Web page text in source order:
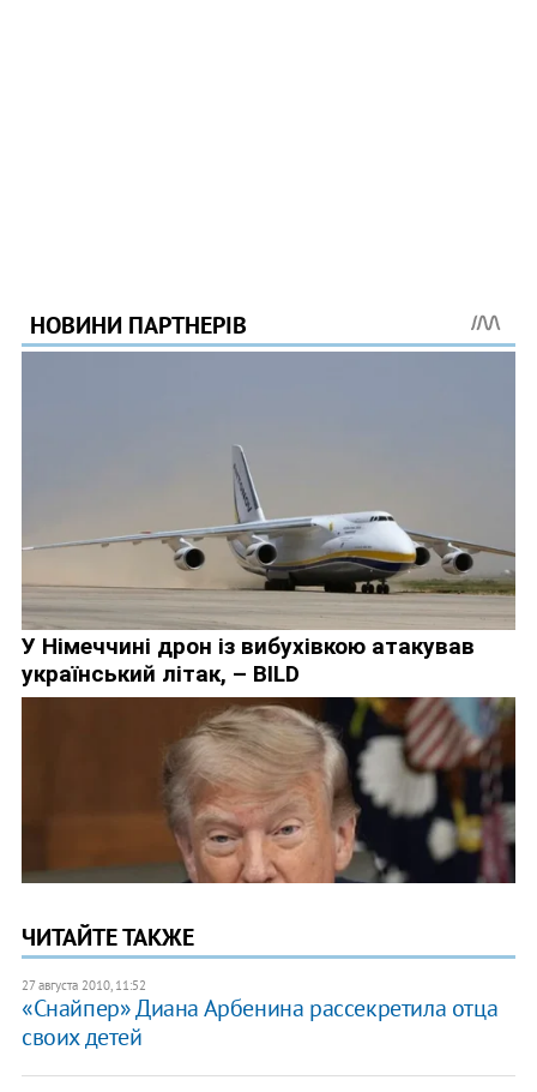
ЧИТАЙТЕ ТАКЖЕ
27 августа 2010, 11:52
«Снайпер» Диана Арбенина рассекретила отца
своих детей